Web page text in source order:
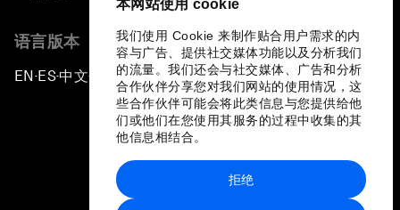
本网站使用 cookie
我们使用 Cookie 来制作贴合用户需求的内
容与广告、提供社交媒体功能以及分析我们
的流量。我们还会与社交媒体、广告和分析
合作伙伴分享您对我们网站的使用情况，这
些合作伙伴可能会将此类信息与您提供给他
们或他们在您使用其服务的过程中收集的其
他信息相结合。
拒绝
语言版本
EN ▪ES▪中文▪ 日本語